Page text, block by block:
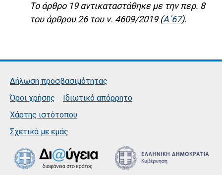
Το άρθρο 19 αντικαταστάθηκε με την περ. 8
του άρθρου 26 του ν. 4609/2019 (Α΄67).
Δήλωση προσβασιμότητας
Όροι χρήσης
Ιδιωτικό απόρρητο
Χάρτης ιστότοπου
Σχετικά με εμάς